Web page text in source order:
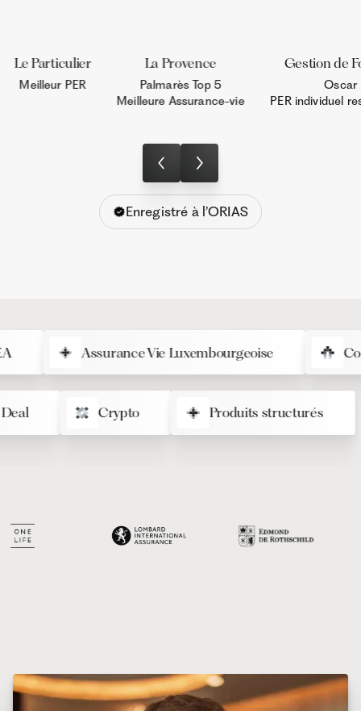
Le Particulier
Meilleur PER
La Provence
Palmarès Top 5
Meilleure Assurance-vie
Gestion de
Oscar
PER individuel
Enregistré à l’ORIAS
Assurance Vie Luxembourgeoise
Deal Crypto Produits structurés